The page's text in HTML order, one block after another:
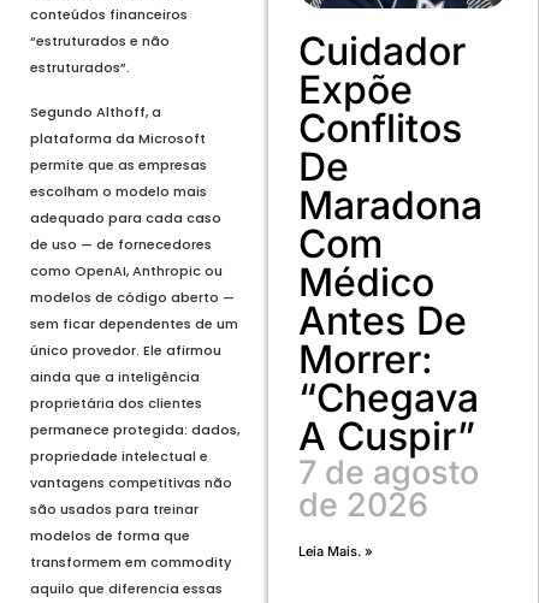
conteúdos financeiros
“estruturados e não
estruturados”.
Segundo Althoff, a
plataforma da Microsoft
permite que as empresas
escolham o modelo mais
adequado para cada caso
de uso — de fornecedores
como OpenAI, Anthropic ou
modelos de código aberto —
sem ficar dependentes de um
único provedor. Ele afirmou
ainda que a inteligência
proprietária dos clientes
permanece protegida: dados,
propriedade intelectual e
vantagens competitivas não
são usados para treinar
modelos de forma que
transformem em commodity
aquilo que diferencia essas
Cuidador
Expõe
Conflitos
De
Maradona
Com
Médico
Antes De
Morrer:
“Chegava
A Cuspir”
7 de agosto
de 2026
Leia Mais. »